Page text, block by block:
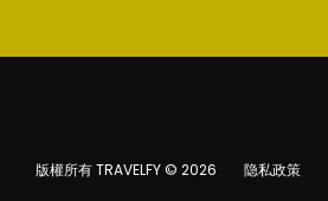
版權所有 TRAVELFY © 2026 隐私政策